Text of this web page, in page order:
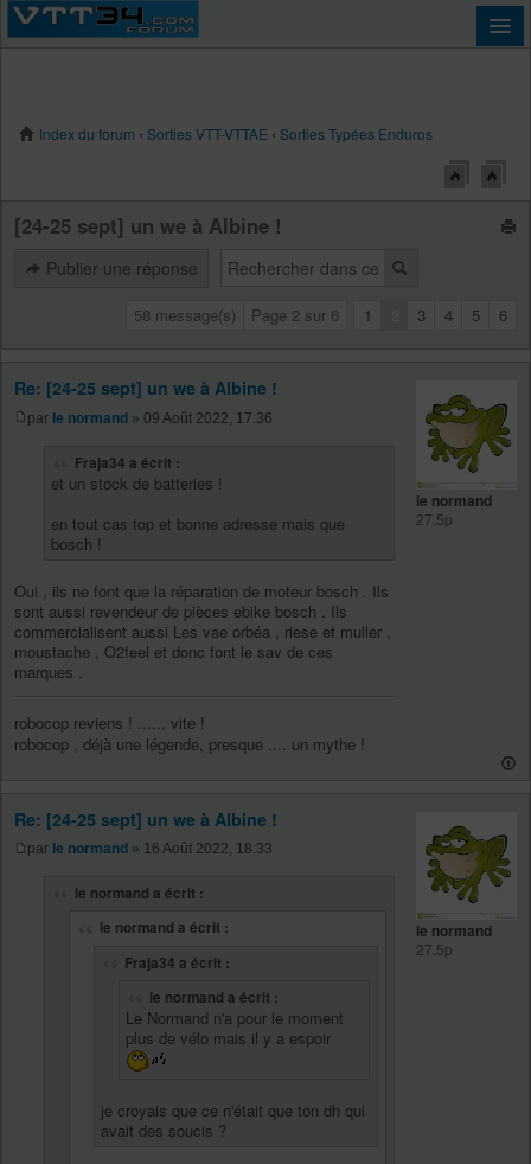
Index du forum ‹ Sorties VTT-VTTAE ‹ Sorties Typées Enduros
[24-25 sept] un we à Albine !
Publier une réponse
58 message(s) Page 2 sur 6 1 3 4 5 6
Re: [24-25 sept] un we à Albine !
par le normand » 09 Août 2022, 17:36
Fraja34 a écrit :
et un stock de batteries !
en tout cas top et bonne adresse mais que
bosch !
Oui , ils ne font que la réparation de moteur bosch . Ils
sont aussi revendeur de pièces ebike bosch . Ils
commercialisent aussi Les vae orbéa , riese et muller ,
moustache , O2feel et donc font le sav de ces
marques .
robocop reviens ! ...... vite !
robocop , déjà une légende, presque .... un mythe !
le normand
27.5p
Re: [24-25 sept] un we à Albine !
par le normand » 16 Août 2022, 18:33
le normand a écrit :
le normand a écrit :
Fraja34 a écrit :
le normand a écrit :
Le Normand n'a pour le moment
plus de vélo mais il y a espoir
je croyais que ce n'était que ton dh qui
avait des soucis ?
le normand
27.5p